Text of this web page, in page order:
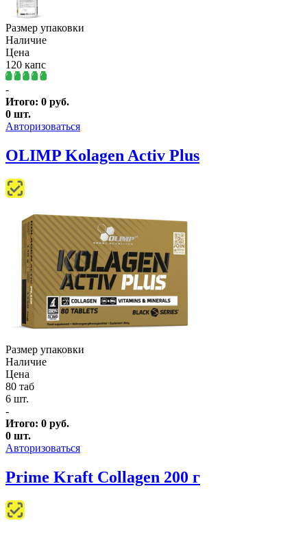
Размер упаковки
Наличие
Цена
120 капс
-
Итого: 0 руб.
0 шт.
Авторизоваться
OLIMP Kolagen Activ Plus
Размер упаковки
Наличие
Цена
80 таб
6 шт.
-
Итого: 0 руб.
0 шт.
Авторизоваться
Prime Kraft Collagen 200 г